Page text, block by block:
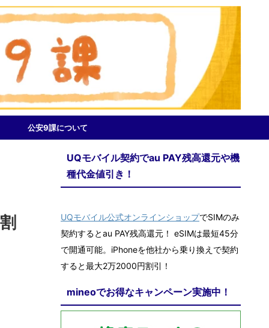
公安9課について
UQモバイル契約でau PAY残高還元や機
種代金値引き！
UQモバイル公式オンラインショップでSIMのみ
契約するとau PAY残高還元！ eSIMは最短45分
で開通可能。iPhoneを他社から乗り換えで契約
すると最大2万2000円割引！
mineoでお得なキャンペーン実施中！